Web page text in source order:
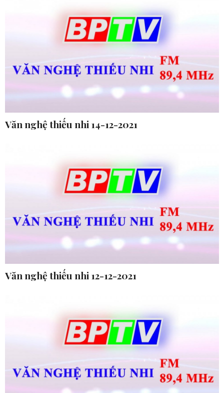
Văn nghệ thiếu nhi 14-12-2021
Văn nghệ thiếu nhi 12-12-2021